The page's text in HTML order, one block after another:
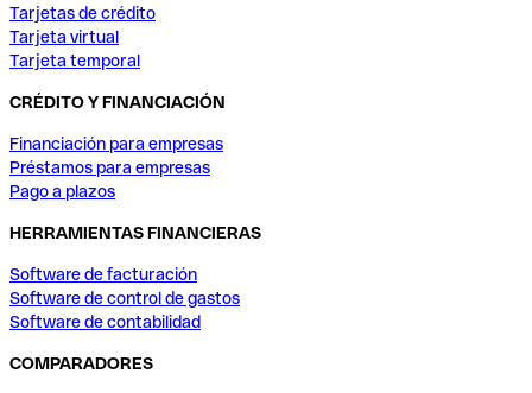
Tarjetas de crédito
Tarjeta virtual
Tarjeta temporal
CRÉDITO Y FINANCIACIÓN
Financiación para empresas
Préstamos para empresas
Pago a plazos
HERRAMIENTAS FINANCIERAS
Software de facturación
Software de control de gastos
Software de contabilidad
COMPARADORES